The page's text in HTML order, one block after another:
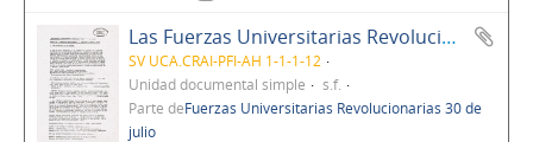
Las Fuerzas Universitarias Revolucionarias 30 de Julio denuncian y condenan enérgicamente la masacre al desfile bufo el día miércoles 31 de octubre
SV UCA.CRAI-PFI-AH 1-1-1-12
Unidad documental simple
s.f.
Parte deFuerzas Universitarias Revolucionarias 30 de
julio